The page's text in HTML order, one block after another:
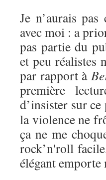
Je n’aurais
avec moi : a
pas partie du
et peu réalistes
par rapport à
première
d’insister sur
la violence ne
ça ne me
rock’n'roll
élégant emporte